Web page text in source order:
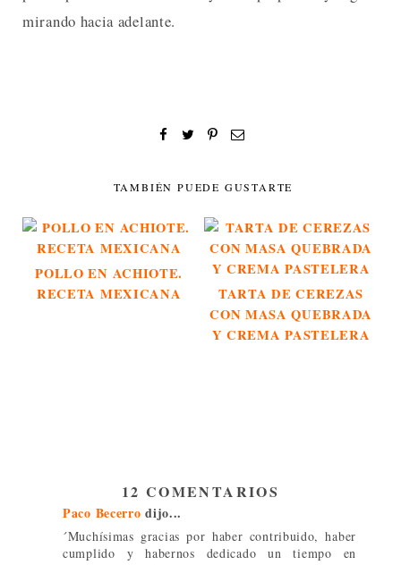
mirando hacia adelante.
TAMBIÉN PUEDE GUSTARTE
POLLO EN ACHIOTE.
RECETA MEXICANA
TARTA DE CEREZAS
CON MASA QUEBRADA
Y CREMA PASTELERA
12 COMENTARIOS
Paco Becerro dijo...
´Muchísimas gracias por haber contribuido, haber
cumplido y habernos dedicado un tiempo en